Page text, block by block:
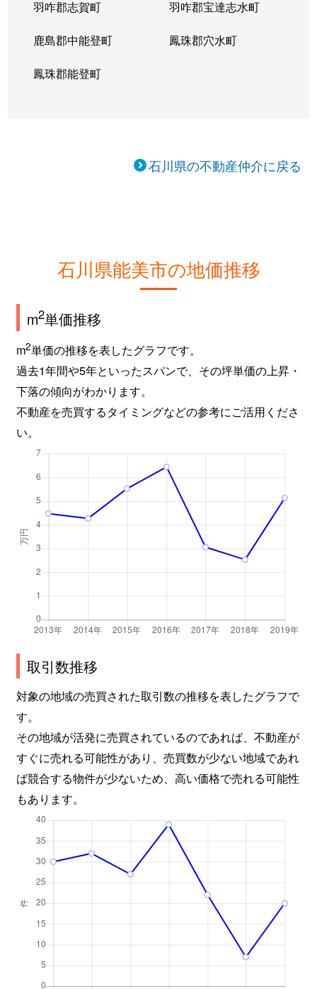
羽咋郡志賀町 羽咋郡宝達志水町
鹿島郡中能登町 鳳珠郡穴水町
鳳珠郡能登町
石川県の不動産仲介に戻る
石川県能美市の地価推移
m2単価推移
m2単価の推移を表したグラフです。
過去1年間や5年といったスパンで、その坪単価の上昇・
下落の傾向がわかります。
不動産を売買するタイミングなどの参考にご活用くださ
い。
取引数推移
対象の地域の売買された取引数の推移を表したグラフで
す。
その地域が活発に売買されているのであれば、不動産が
すぐに売れる可能性があり、売買数が少ない地域であれ
ば競合する物件が少ないため、高い価格で売れる可能性
もあります。